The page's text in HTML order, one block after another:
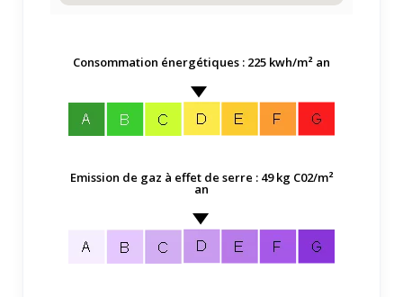
Consommation énergétiques : 225 kwh/m² an
Emission de gaz à effet de serre : 49 kg C02/m²
an